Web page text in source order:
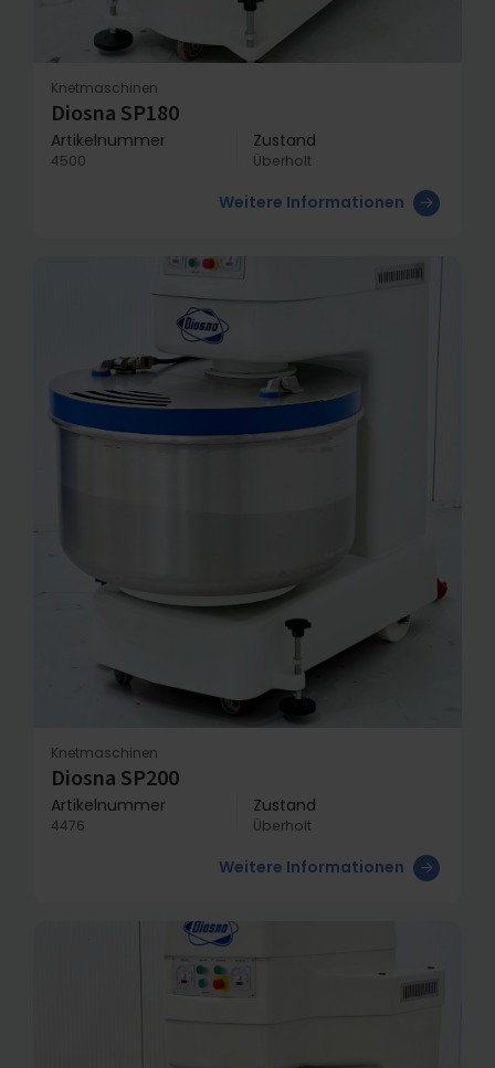
Knetmaschinen
Diosna SP180
Artikelnummer
4500
Zustand
Überholt
Weitere Informationen
Knetmaschinen
Diosna SP200
Artikelnummer
4476
Zustand
Überholt
Weitere Informationen